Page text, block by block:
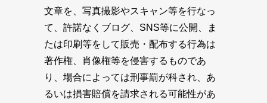
文章を、写真撮影やスキャン等を行なっ
て、許諾なくブログ、SNS等に公開、ま
たは印刷等をして販売・配布する行為は
著作権、肖像権等を侵害するものであ
り、場合によっては刑事罰が科され、あ
るいは損害賠償を請求される可能性があ